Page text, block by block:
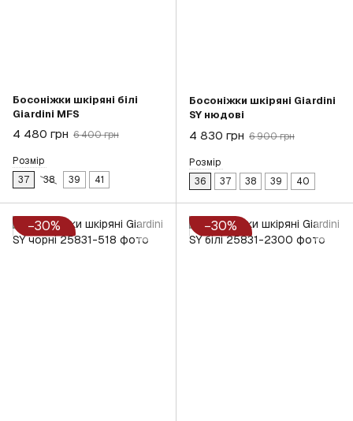
Босоніжки шкіряні білі
Giardini MFS
4 480 грн 6 400 грн
Розмір
37
38 39 41
Босоніжки шкіряні Giardini
SY нюдові
4 830 грн 6 900 грн
Розмір
36
37 38 39 40
−30% −30%